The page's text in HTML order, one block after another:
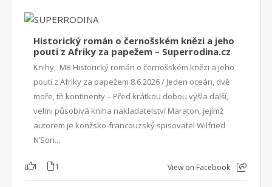
Historický román o černošském knězi a jeho
pouti z Afriky za papežem – Superrodina.cz
Knihy, MB Historický román o černošském knězi a jeho
pouti z Afriky za papežem 8.6.2026 / Jeden oceán, dvě
moře, tři kontinenty – Před krátkou dobou vyšla další,
velmi působivá kniha nakladatelství Maraton, jejímž
autorem je konžsko-francouzský spisovatel Wilfried
N’Son...
1 1 View on Facebook